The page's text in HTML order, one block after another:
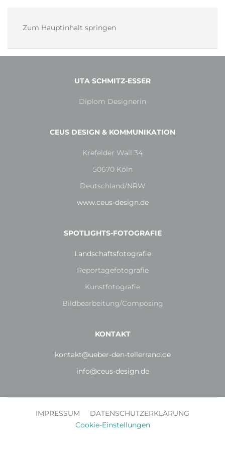
Zum Hauptinhalt springen
UTA SCHMITZ-ESSER
Diplom Designerin
CEUS DESIGN & KOMMUNIKATION
Krefelder Wall 34
50670 Köln
Deutschland/NRW
www.ceus-design.de
SPOTLIGHTS-FOTOGRAFIE
Landschaftsfotografie
Reportagefotografie
Kunstfotografie
Bildbearbeitung/Composing
KONTAKT
kontakt@ueber-den-tellerrand.de
info@ceus-design.de
IMPRESSUM
DATENSCHUTZERKLÄRUNG
Cookie-Einstellungen